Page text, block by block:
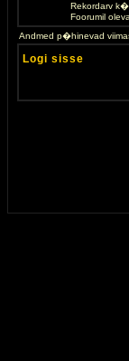
Rekordarv
Foorumil
Andmed p�hinevad
Logi sisse